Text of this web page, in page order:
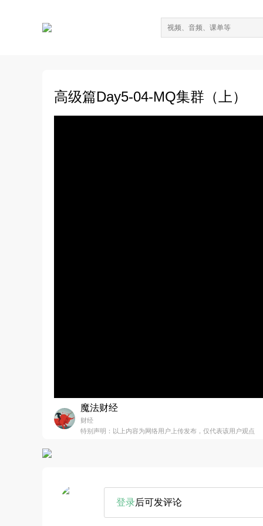
高级篇Day5-04-MQ集群（上）
魔法财经
财经
特别声明：以上内容为网络用户上传发布，仅代表该用户观点
登录后可发评论